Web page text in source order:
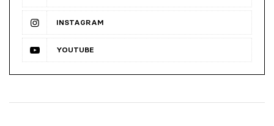
INSTAGRAM
YOUTUBE